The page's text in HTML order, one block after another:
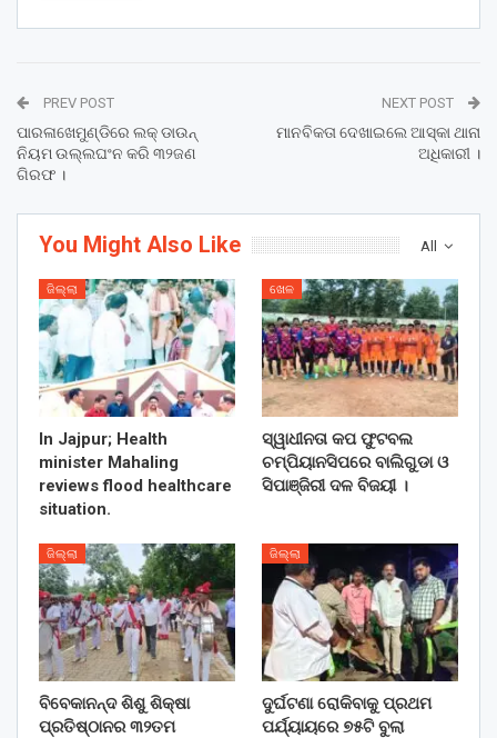
PREV POST
ପାରଳାଖେମୁଣ୍ଡିରେ ଲକ୍ ଡାଉନ୍
ନିୟମ ଉଲ୍ଲଘଂନ କରି ୩୨ଜଣ
ଗିରଫ ।
NEXT POST
ମାନବିକତା ଦେଖାଇଲେ ଆସ୍କା ଥାନା
ଅଧିକାରୀ ।
All
You Might Also Like
ଜିଲ୍ଲା
In Jajpur; Health
minister Mahaling
reviews flood healthcare
situation.
ଖେଳ
ସ୍ୱାଧୀନତା କପ ଫୁଟବଲ
ଚମ୍ପିୟାନସିପରେ ବାଲିଗୁଡା ଓ
ସିପାଞ୍ଜିରୀ ଦଳ ବିଜୟୀ ।
ଜିଲ୍ଲା
ବିବେକାନନ୍ଦ ଶିଶୁ ଶିକ୍ଷା
ପ୍ରତିଷ୍ଠାନର ୩୨ତମ
ଜିଲ୍ଲା
ଦୁର୍ଘଟଣା ରୋକିବାକୁ ପ୍ରଥମ
ପର୍ଯ୍ୟାୟରେ ୭୫ଟି ବୁଲା